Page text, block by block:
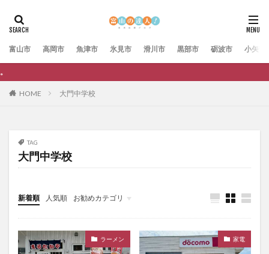
富山市 高岡市 魚津市 氷見市 滑川市 黒部市 砺波市 小矢部
HOME 大門中学校
TAG
大門中学校
新着順 人気順 お勧めカテゴリ
未分類
ラーメン 家電